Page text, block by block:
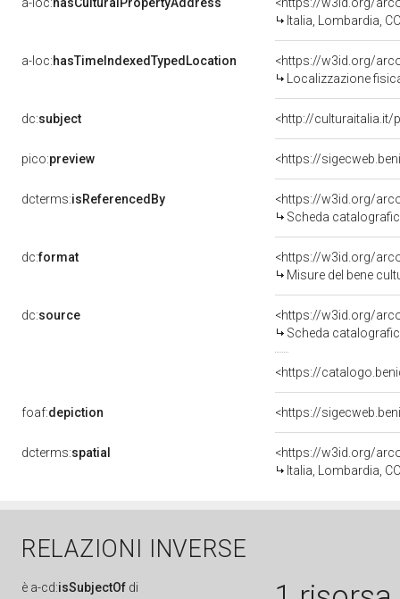
Italia, Lombardia,
a-loc:hasTimeIndexedTypedLocation
<https://w3id.org/
Localizzazione
dc:subject <http://culturaitalia.it/
pico:preview <https://
dcterms:isReferencedBy
<https://w3id.org/
Scheda
dc:format
<https://w3id.org/
Misure del bene
dc:source
<https://w3id.org/
Scheda
<https://
foaf:depiction <https://
dcterms:spatial
<https://w3id.org/
Italia, Lombardia,
RELAZIONI INVERSE
è a-cd:isSubjectOf di